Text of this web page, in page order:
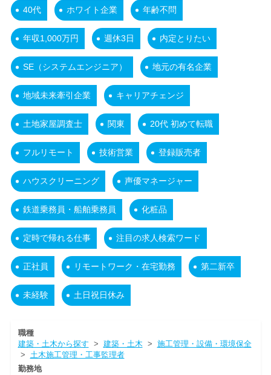
40代 ホワイト企業 年齢不問
年収1,000万円 週休3日 内定とりたい
SE（システムエンジニア） 地元の有名企業
地域未来牽引企業 キャリアチェンジ
土地家屋調査士 関東 20代 初めて転職
フルリモート 技術営業 登録販売者
ハウスクリーニング 声優マネージャー
鉄道乗務員・船舶乗務員 化粧品
定時で帰れる仕事 注目の求人検索ワード
正社員 リモートワーク・在宅勤務 第二新卒
未経験 土日祝日休み
職種
建築・土木から探す > 建築・土木 > 施工管理・設備・環境保全
> 土木施工管理・工事監理者
勤務地